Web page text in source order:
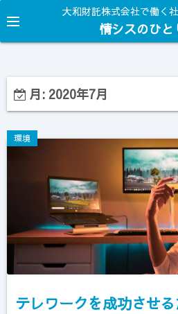
ン
テ
ツ
ス
キ
大和財託株式会社で働く
情シスのひと
月: 2020年7月
環境
テレワークを成功させ